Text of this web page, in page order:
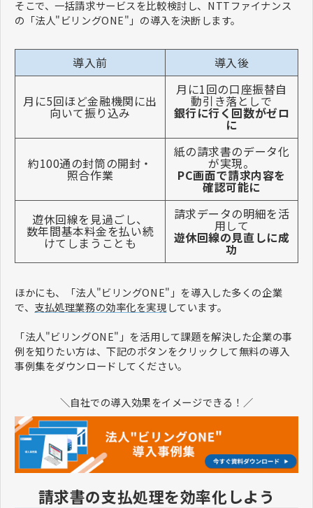
そこで、一括請求サービスを比較検討し、NTTファイナンス
の「法人"ビリングONE"」の導入を決断します。
導入前 導入後
月に5回ほど金融機関に出
向いて振り込み
月に1回の口座振替自
動引き落としで
銀行に行く回数がゼロ
に
約100通の封筒の開封・
照合作業
紙の請求書のデータ化
が実現。
PC画面で請求内容を
確認可能に
遊休回線を見過ごし、
数年間基本料金を払い続
けてしまうことも
請求データの明細を活
用して
遊休回線の見直しに成
功
ほかにも、「法人"ビリングONE"」を導入した多くの企業
で、 支払処理業務の効率化を実現しています。
「法人"ビリングONE"」を活用して課題を解決した企業の事
例を知りたい方は、下記のボタンをクリックして無料の導入
事例集をダウンロードしてください。
＼自社での導入効果をイメージできる！／
請求書の支払処理を効率化しよう